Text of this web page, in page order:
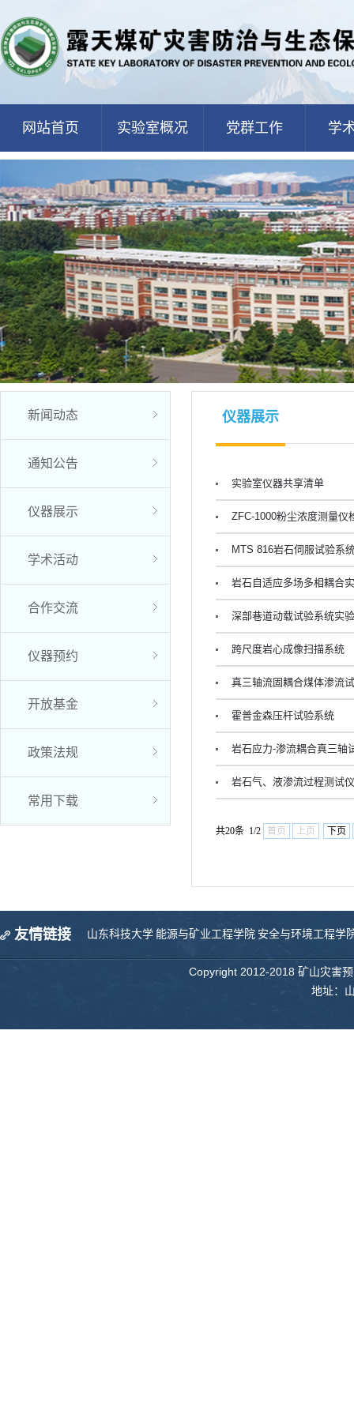
网站首页 实验室概况 党群工作 学
新闻动态
通知公告
仪器展示
学术活动
合作交流
仪器预约
开放基金
政策法规
常用下载
仪器展示
实验室仪器共享清单
ZFC-1000粉尘浓度测量仪
MTS 816岩石伺服试验系
岩石自适应多场多相耦合
深部巷道动载试验系统实
跨尺度岩心成像扫描系统
真三轴流固耦合煤体渗流
霍普金森压杆试验系统
岩石应力-渗流耦合真三轴
岩石气、液渗流过程测试仪
共20条 1/2 首页 上页 下页
友情链接 山东科技大学 能源与矿业工程学院 安全与环境工程学
Copyright 2012-2018 矿山灾害
地址：